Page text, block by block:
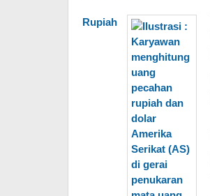
Rupiah